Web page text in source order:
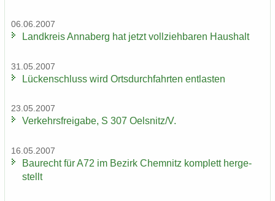
06.06.2007
Land­kreis An­na­berg hat jetzt voll­zieh­ba­ren Haus­halt
31.05.2007
Lü­cken­schluss wird Orts­durch­fahr­ten ent­las­ten
23.05.2007
Ver­kehrs­frei­ga­be, S 307 Oels­nitz/V.
16.05.2007
Bau­recht für A72 im Be­zirk Chem­nitz kom­plett her­ge­
stellt